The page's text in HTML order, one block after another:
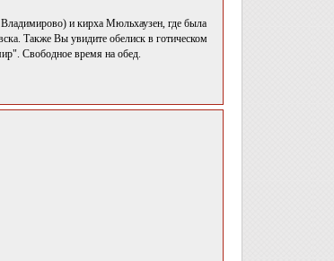
и кирха Мюльхаузен, где была
Также Вы увидите обелиск в готическом
Свободное время на обед.